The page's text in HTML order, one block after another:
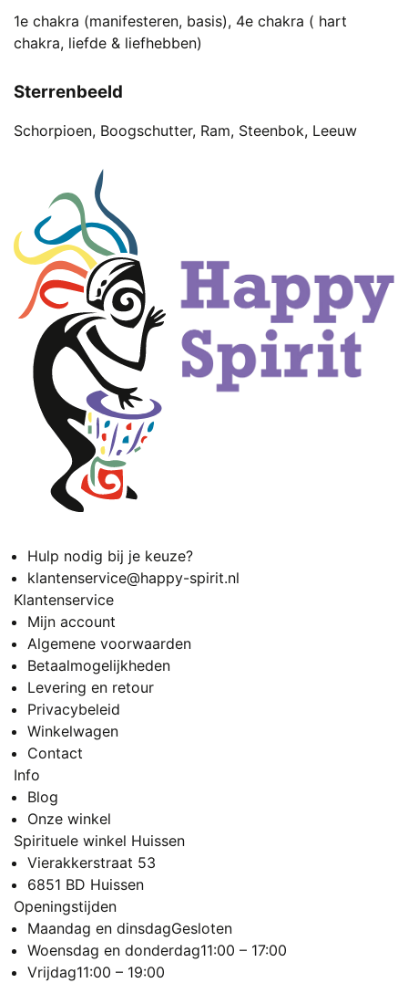
1e chakra (manifesteren, basis), 4e chakra ( hart
chakra, liefde & liefhebben)
Sterrenbeeld
Schorpioen, Boogschutter, Ram, Steenbok, Leeuw
Hulp nodig bij je keuze?
klantenservice@happy-spirit.nl
Klantenservice
Mijn account
Algemene voorwaarden
Betaalmogelijkheden
Levering en retour
Privacybeleid
Winkelwagen
Contact
Info
Blog
Onze winkel
Spirituele winkel Huissen
Vierakkerstraat 53
6851 BD Huissen
Openingstijden
Maandag en dinsdagGesloten
Woensdag en donderdag11:00 – 17:00
Vrijdag11:00 – 19:00